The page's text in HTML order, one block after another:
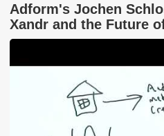
Adform's Jochen
Xandr and the Future